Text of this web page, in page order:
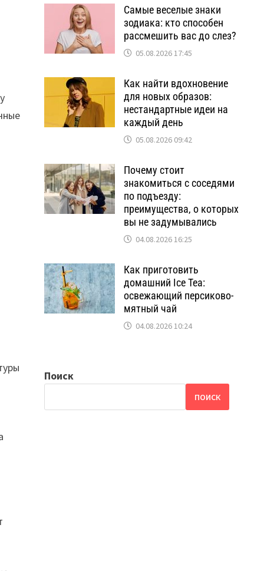
Самые веселые знаки
зодиака: кто способен
рассмешить вас до слез?
05.08.2026 17:45
Как найти вдохновение
для новых образов:
нестандартные идеи на
каждый день
05.08.2026 09:42
Почему стоит
знакомиться с соседями
по подъезду:
преимущества, о которых
вы не задумывались
04.08.2026 16:25
Как приготовить
домашний Ice Tea:
освежающий персиково-
мятный чай
04.08.2026 10:24
Поиск
ПОИСК